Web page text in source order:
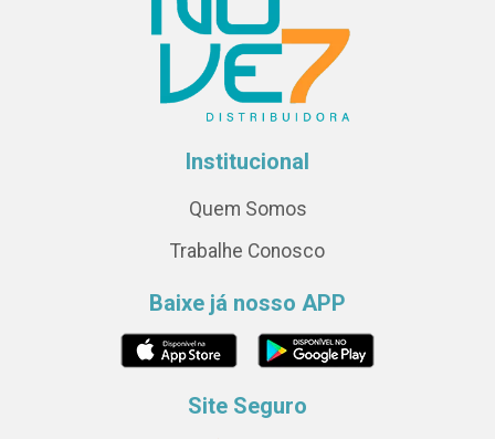
Institucional
Quem Somos
Trabalhe Conosco
Baixe já nosso APP
Site Seguro